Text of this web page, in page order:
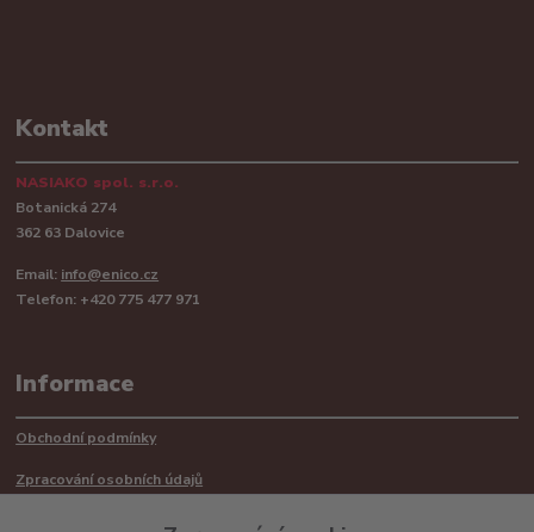
Kontakt
NASIAKO spol. s.r.o.
Botanická 274
362 63 Dalovice
Email: info@enico.cz
Telefon: +420 775 477 971
Informace
Obchodní podmínky
Zpracování osobních údajů